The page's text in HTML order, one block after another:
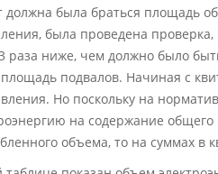
должна была браться площадь
была проведена
раза ниже, чем должно было
площадь подвалов. Начиная с
Но поскольку на
на содержание
объема, то на суммах в